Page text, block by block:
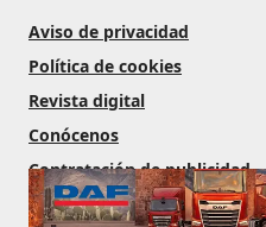
Aviso de privacidad
Política de cookies
Revista digital
Conócenos
Contratación de publicidad